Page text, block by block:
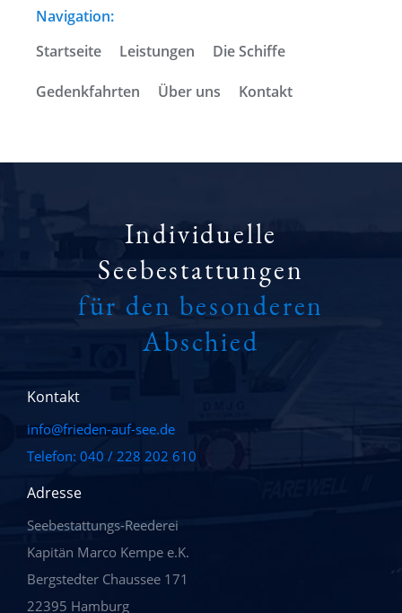
Navigation:
Startseite
Leistungen Die Schiffe
Gedenkfahrten Über uns Kontakt
Individuelle
Seebestattungen
für den besonderen
Abschied
Kontakt
info@frieden-auf-see.de
Telefon: 040 / 228 202 610
Adresse
Seebestattungs-Reederei
Kapitän Marco Kempe e.K.
Bergstedter Chaussee 171
22395 Hamburg